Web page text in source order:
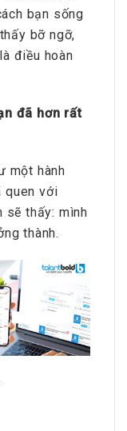
bạn sống
bỡ ngỡ,
điều hoàn
đã hơn rất
một hành
quen với
sẽ thấy: mình
thành.